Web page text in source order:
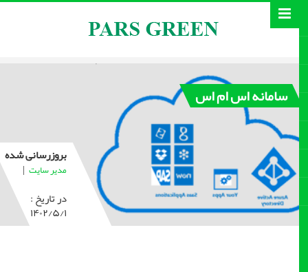
سامانه اس ام اس
بروزرسانی شده
مدیر سایت |
در تاریخ :
۱۴۰۲/۵/۱